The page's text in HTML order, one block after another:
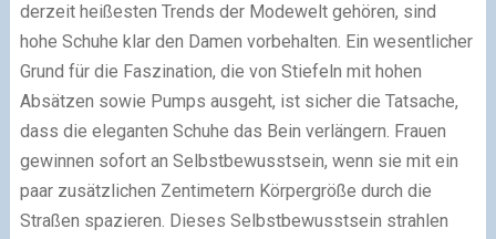
derzeit heißesten Trends der Modewelt gehören, sind
hohe Schuhe klar den Damen vorbehalten. Ein wesentlicher
Grund für die Faszination, die von Stiefeln mit hohen
Absätzen sowie Pumps ausgeht, ist sicher die Tatsache,
dass die eleganten Schuhe das Bein verlängern. Frauen
gewinnen sofort an Selbstbewusstsein, wenn sie mit ein
paar zusätzlichen Zentimetern Körpergröße durch die
Straßen spazieren. Dieses Selbstbewusstsein strahlen